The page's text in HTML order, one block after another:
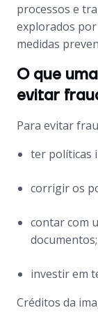
processos e
explorados
medidas
O que
evitar
Para evitar
ter políticas
corrigir os
contar com
documentos;
investir em
Créditos da